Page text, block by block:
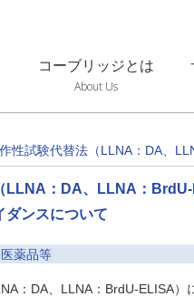
コーブリッジとは
About Us
性試験代替法（LLNA：DA、
LLNA：DA、LLNA：
ダンスについて
医薬品等
：DA、LLNA：BrdU-ELISA